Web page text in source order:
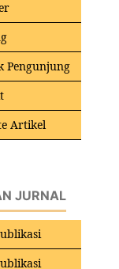
Pengunjung
Artikel
JURNAL